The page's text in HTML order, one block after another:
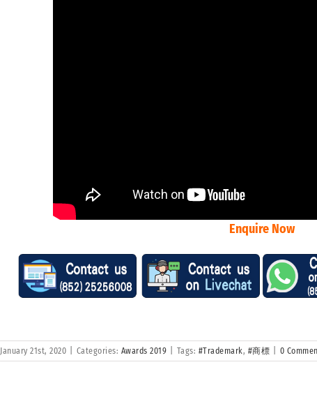
Enquire Now
January 21st, 2020 Categories: Awards 2019 Tags: #Trademark, #商標 0